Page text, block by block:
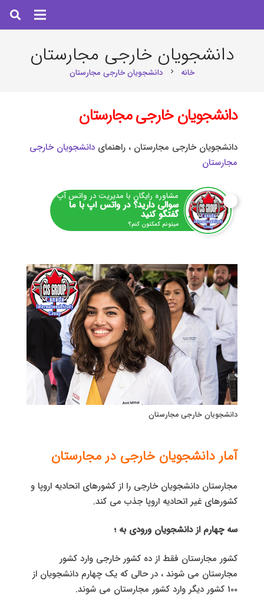
دانشجویان خارجی مجارستان
خانه chevron_right دانشجویان خارجی مجارستان
دانشجویان خارجی مجارستان
دانشجویان خارجی مجارستان ، راهنمای دانشجویان خارجی
مجارستان
مشاوره رایگان با مدیریت در واتس آپ
سوالی دارید؟ در واتس اپ با ما
گفتگو کنید
میتونم کمکتون کنم؟
دانشجویان خارجی مجارستان
آمار دانشجویان خارجی در مجارستان
مجارستان دانشجویان خارجی را از کشورهای اتحادیه اروپا و
کشورهای غیر اتحادیه اروپا جذب می کند.
سه چهارم از دانشجویان ورودی به ؛
کشور مجارستان فقط از ده کشور خارجی وارد کشور
مجارستان می شوند ، در حالی که یک چهارم دانشجویان از
100 کشور دیگر وارد کشور مجارستان می شوند.